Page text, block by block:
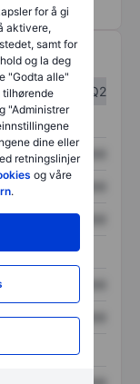
for å gi
aktivere,
samt for
og la deg
"Godta alle"
"Administrer
dine eller
retningslinjer
og våre
.
Q2
XXXXXXX
XXXXXXX
XXXXXXX